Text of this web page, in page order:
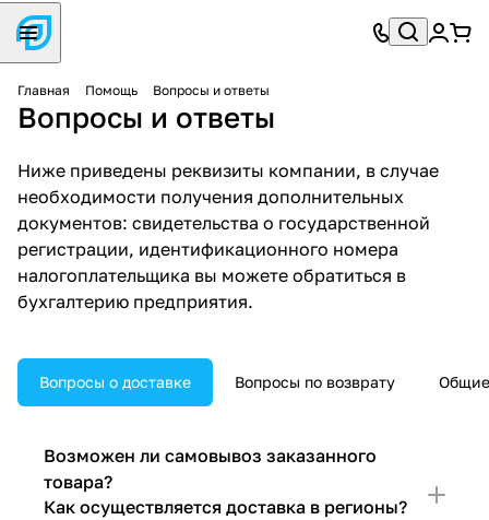
Главная Помощь Вопросы и ответы
Вопросы и ответы
Ниже приведены реквизиты компании, в случае
необходимости получения дополнительных
документов: свидетельства о государственной
регистрации, идентификационного номера
налогоплательщика вы можете обратиться в
бухгалтерию предприятия.
Вопросы о доставке Вопросы по возврату
Возможен ли самовывоз заказанного
товара?
Как осуществляется доставка в регионы?